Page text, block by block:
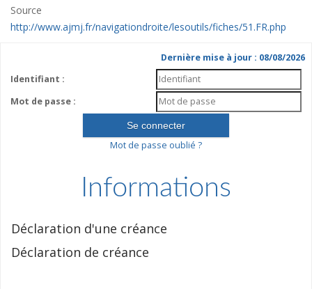
Source
http://www.ajmj.fr/navigationdroite/lesoutils/fiches/51.FR.php
Dernière mise à jour : 08/08/2026
Identifiant :
Mot de passe :
Mot de passe oublié ?
Informations
Déclaration d'une créance
Déclaration de créance